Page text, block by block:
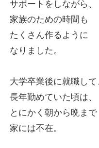
サポートをしながら、
家族のための時間も
たくさん作るように
なりました。
大学卒業後に就職して
長年勤めていた頃は、
とにかく朝から晩まで
家には不在。